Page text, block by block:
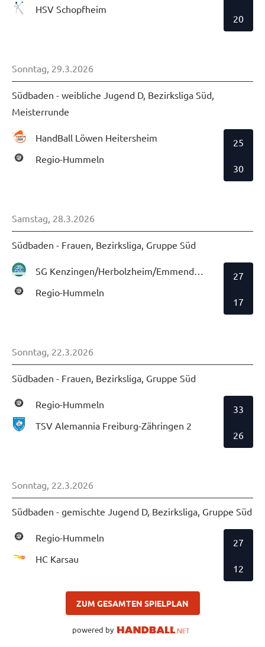
HSV Schopfheim
20
Sonntag, 29.3.2026
Südbaden - weibliche Jugend D, Bezirksliga Süd,
Meisterrunde
HandBall Löwen Heitersheim
Regio-Hummeln
25
30
Samstag, 28.3.2026
Südbaden - Frauen, Bezirksliga, Gruppe Süd
SG Kenzingen/Herbolzheim/Emmendingen
Regio-Hummeln
27
17
Sonntag, 22.3.2026
Südbaden - Frauen, Bezirksliga, Gruppe Süd
Regio-Hummeln
TSV Alemannia Freiburg-Zähringen 2
33
26
Sonntag, 22.3.2026
Südbaden - gemischte Jugend D, Bezirksliga, Gruppe Süd
Regio-Hummeln
HC Karsau
27
12
ZUM GESAMTEN SPIELPLAN
powered by